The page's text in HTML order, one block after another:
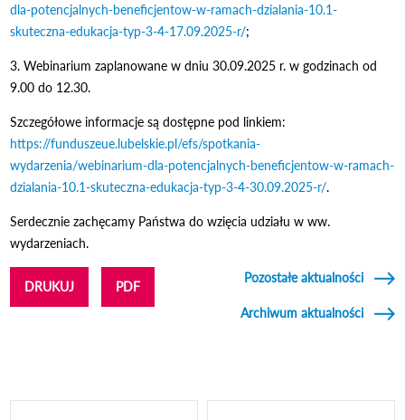
dla-potencjalnych-beneficjentow-w-ramach-dzialania-10.1-
skuteczna-edukacja-typ-3-4-17.09.2025-r/;
3. Webinarium zaplanowane w dniu 30.09.2025 r. w godzinach od
9.00 do 12.30.
Szczegółowe informacje są dostępne pod linkiem:
https://funduszeue.lubelskie.pl/efs/spotkania-
wydarzenia/webinarium-dla-potencjalnych-beneficjentow-w-ramach-
dzialania-10.1-skuteczna-edukacja-typ-3-4-30.09.2025-r/.
Serdecznie zachęcamy Państwa do wzięcia udziału w ww.
wydarzeniach.
DRUKUJ PDF
Pozostałe aktualności
Archiwum aktualności